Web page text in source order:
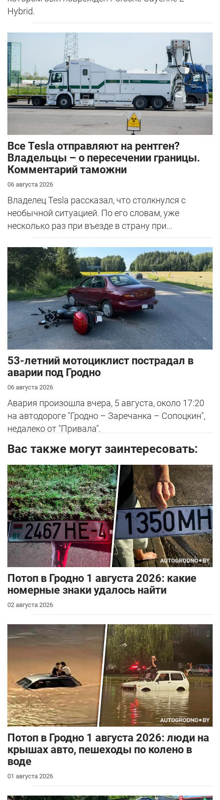
Hybrid.
Все Tesla отправляют на рентген?
Владельцы – о пересечении границы.
Комментарий таможни
06 августа 2026
Владелец Tesla рассказал, что столкнулся с
необычной ситуацией. По его словам, уже
несколько раз при въезде в страну при...
53-летний мотоциклист пострадал в
аварии под Гродно
06 августа 2026
Авария произошла вчера, 5 августа, около 17:20
на автодороге "Гродно – Заречанка – Сопоцкин",
недалеко от "Привала".
Вас также могут заинтересовать:
Потоп в Гродно 1 августа 2026: какие
номерные знаки удалось найти
02 августа 2026
Потоп в Гродно 1 августа 2026: люди на
крышах авто, пешеходы по колено в
воде
01 августа 2026